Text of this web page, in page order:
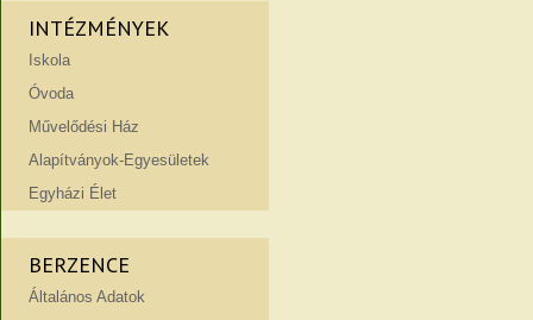
INTÉZMÉNYEK
Iskola
Óvoda
Művelődési Ház
Alapítványok-Egyesületek
Egyházi Élet
BERZENCE
Általános Adatok